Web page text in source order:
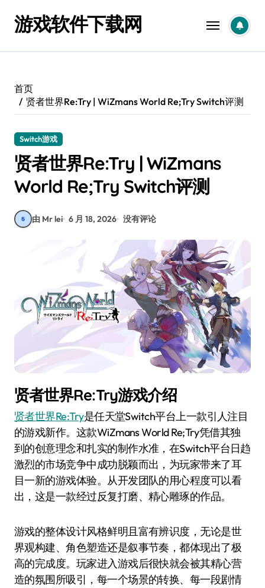
游戏软件下载网
首页
贤者世界Re:Try | WiZmans World Re;Try Switch评测
Switch游戏
贤者世界Re:Try | WiZmans
World Re;Try Switch评测
由 Mr lei 6 月 18, 2026 没有评论
贤者世界Re:Try游戏介绍
贤者世界Re:Try是任天堂Switch平台上一款引人注目
的游戏新作。这款WiZmans World Re;Try凭借其独
到的创意理念和扎实的制作水准，在Switch平台日趋
激烈的市场竞争中成功脱颖而出，为玩家带来了耳
目一新的游戏体验。从开发团队的用心程度可以看
出，这是一款经过反复打磨、精心雕琢的作品。
游戏的整体设计风格鲜明且富有辨识度，无论是世
界观构建、角色塑造还是叙事节奏，都体现出了极
高的完成度。玩家进入游戏后很快就会被其精心营
造的氛围所吸引，每一个场景的转换、每一段剧情